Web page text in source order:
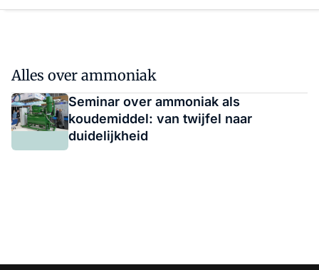
Alles over ammoniak
Seminar over ammoniak als
koudemiddel: van twijfel naar
duidelijkheid